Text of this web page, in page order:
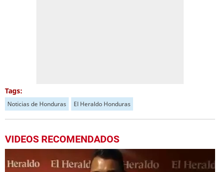
Tags:
Noticias de Honduras El Heraldo Honduras
VIDEOS RECOMENDADOS